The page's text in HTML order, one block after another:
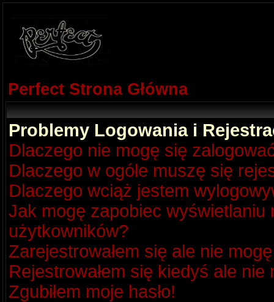
Perfect Strona Główna
Problemy Logowania i
Dlaczego nie mogę się
Dlaczego w ogóle muszę się
Dlaczego wciąż jestem
Jak mogę zapobiec
użytkowników?
Zarejestrowałem się ale nie
Rejestrowałem się kiedyś ale
Zgubiłem moje hasło!